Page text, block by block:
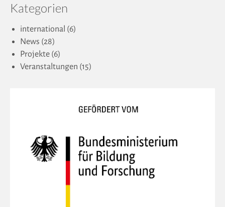
Kategorien
international (6)
News (28)
Projekte (6)
Veranstaltungen (15)